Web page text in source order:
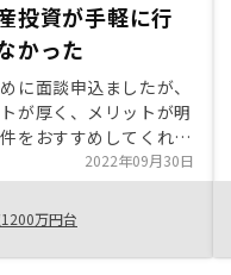
投資が手軽に行
かった
に面談申込ましたが、
が厚く、メリットが明
をおすすめしてくれ、
した。金融機関との提携
です。こんなに手軽に
とは思いませんでし
分かりやすくし、物件
なったらより良いで
2022年09月30日
万円台